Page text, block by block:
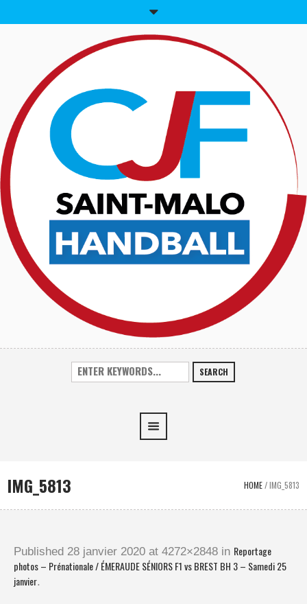
SEARCH
IMG_5813 HOME/IMG_5813
Published 28 janvier 2020 at 4272×2848 in Reportage
photos – Prénationale / ÉMERAUDE SÉNIORS F1 vs BREST BH 3 – Samedi 25
janvier.